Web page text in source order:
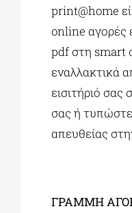
print@home
online αγορές
pdf στη smart
εναλλακτικά
εισιτήριό
σας ή
απευθείας
ΓΡΑΜΜΗ